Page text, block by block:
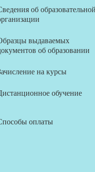
об образовательной
выдаваемых
об образовании
на курсы
обучение
оплаты